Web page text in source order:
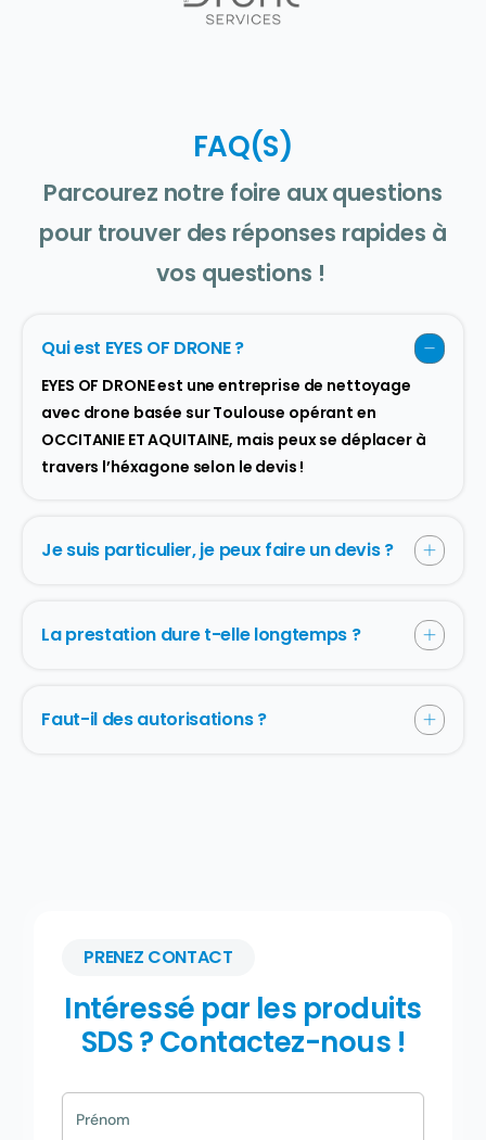
FAQ(S)
Parcourez notre foire aux questions
pour trouver des réponses rapides à
vos questions !
Qui est EYES OF DRONE ?
EYES OF DRONE est une entreprise de nettoyage
avec drone basée sur Toulouse opérant en
OCCITANIE ET AQUITAINE, mais peux se déplacer à
travers l’héxagone selon le devis !
Je suis particulier, je peux faire un devis ?
La prestation dure t-elle longtemps ?
Faut-il des autorisations ?
PRENEZ CONTACT
Intéressé par les produits
SDS ? Contactez-nous !